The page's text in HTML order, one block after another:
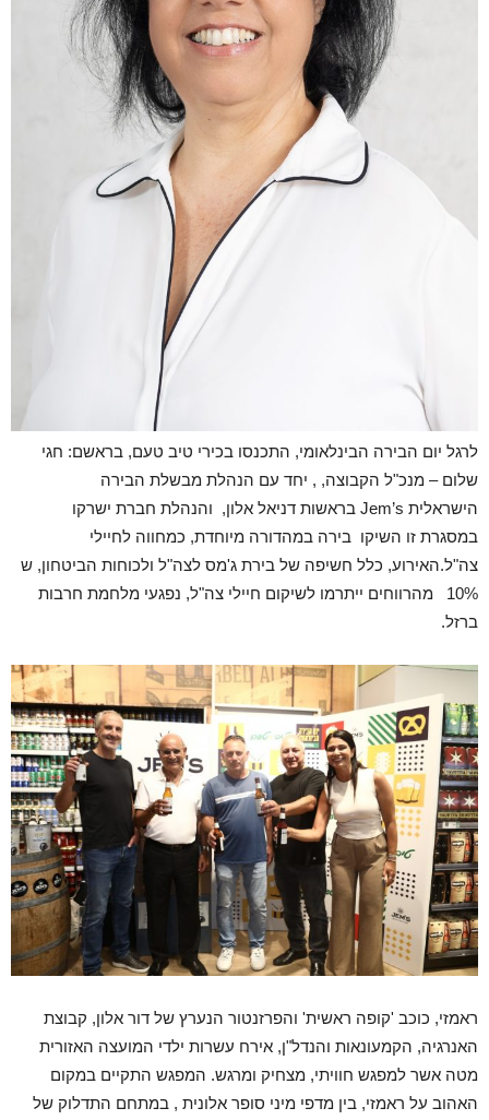
לרגל יום הבירה הבינלאומי, התכנסו בכירי טיב טעם, בראשם: חגי
שלום – מנכ"ל הקבוצה, , יחד עם הנהלת מבשלת הבירה
הישראלית Jem’s בראשות דניאל אלון, והנהלת חברת ישרקו
במסגרת זו השיקו בירה במהדורה מיוחדת, כמחווה לחיילי
צה"ל.האירוע, כלל חשיפה של בירת ג'מס לצה"ל ולכוחות הביטחון, ש
10% מהרווחים ייתרמו לשיקום חיילי צה"ל, נפגעי מלחמת חרבות
ברזל.
ראמזי, כוכב 'קופה ראשית' והפרזנטור הנערץ של דור אלון, קבוצת
האנרגיה, הקמעונאות והנדל"ן, אירח עשרות ילדי המועצה האזורית
מטה אשר למפגש חוויתי, מצחיק ומרגש. המפגש התקיים במקום
האהוב על ראמזי, בין מדפי מיני סופר אלונית , במתחם התדלוק של